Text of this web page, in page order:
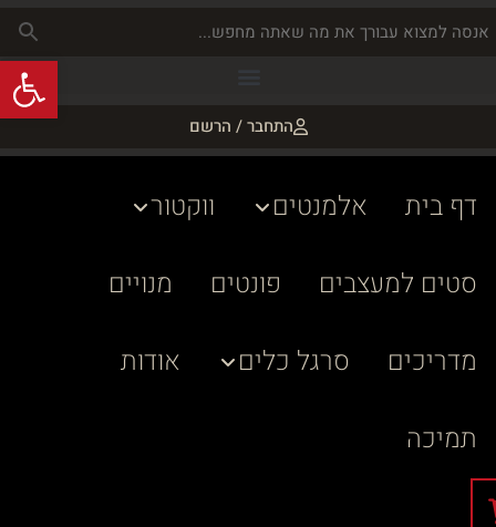
התחבר / הרשם
דף בית אלמנטים
ווקטור
סטים למעצבים
פונטים
מנויים
מדריכים
סרגל כלים
אודות
תמיכה